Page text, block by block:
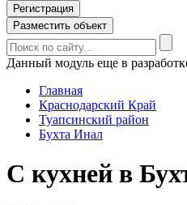
Регистрация
Разместить объект
Данный модуль еще в
Главная
Краснодарский Край
Туапсинский район
Бухта Инал
С кухней в